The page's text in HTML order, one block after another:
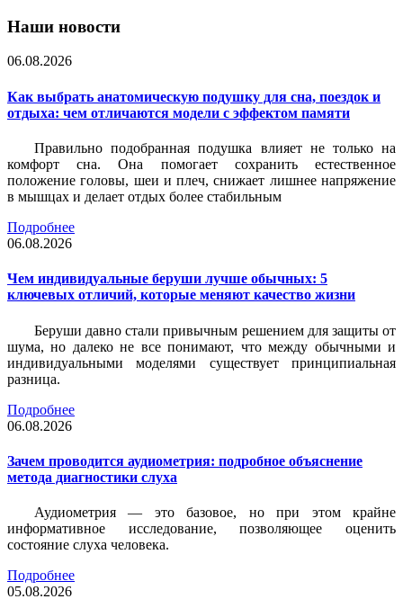
Наши новости
06.08.2026
Как выбрать анатомическую подушку для сна, поездок и
отдыха: чем отличаются модели с эффектом памяти
Правильно подобранная подушка влияет не только на
комфорт сна. Она помогает сохранить естественное
положение головы, шеи и плеч, снижает лишнее напряжение
в мышцах и делает отдых более стабильным
Подробнее
06.08.2026
Чем индивидуальные беруши лучше обычных: 5
ключевых отличий, которые меняют качество жизни
Беруши давно стали привычным решением для защиты от
шума, но далеко не все понимают, что между обычными и
индивидуальными моделями существует принципиальная
разница.
Подробнее
06.08.2026
Зачем проводится аудиометрия: подробное объяснение
метода диагностики слуха
Аудиометрия — это базовое, но при этом крайне
информативное исследование, позволяющее оценить
состояние слуха человека.
Подробнее
05.08.2026